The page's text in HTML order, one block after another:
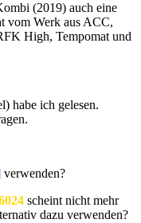
(2019) auch eine
vom Werk aus ACC,
High, Tempomat und
habe ich gelesen.
verwenden?
scheint nicht mehr
dazu verwenden?